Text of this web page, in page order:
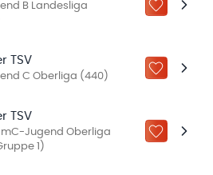
B Landesliga
ZU „MEINE
TSV
C Oberliga (440) ZU „MEINE
TSV
mC-Jugend Oberliga
1)
ZU „MEINE